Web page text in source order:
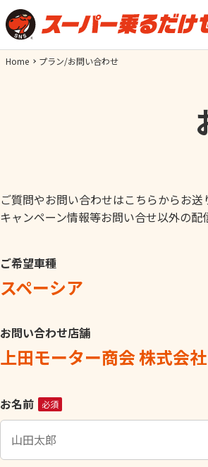
Home プラン/お問い合わせ
ご質問やお問い合わせはこちらからお送
キャンペーン情報等お問い合せ以外の配
ご希望車種
スペーシア
お問い合わせ店舗
上田モーター商会 株式会社
こ
の
ィ
お名前 必須